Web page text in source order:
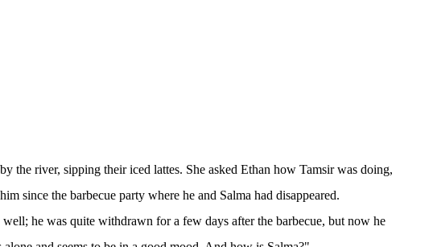
the river, sipping their iced lattes. She asked Ethan how Tamsir was doing,
since the barbecue party where he and Salma had disappeared.
he was quite withdrawn for a few days after the barbecue, but now he